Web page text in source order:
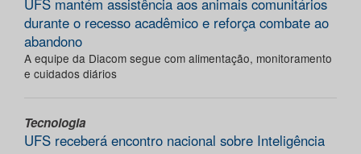
UFS mantém assistência aos animais comunitários
durante o recesso acadêmico e reforça combate ao
abandono
A equipe da Diacom segue com alimentação, monitoramento
e cuidados diários
Tecnologia
UFS receberá encontro nacional sobre Inteligência